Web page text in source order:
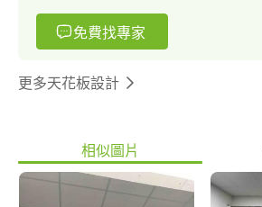
免費找專家
更多天花板設計
相似圖片